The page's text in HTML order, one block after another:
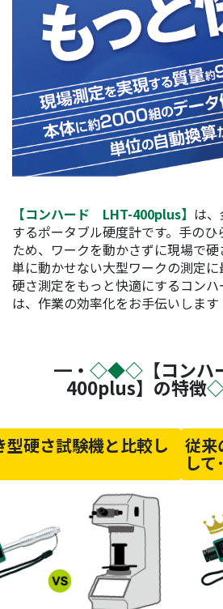
【コンハード LHT-400plus】 は
するポータブル硬度計です。手の
ため、ワークを動かさずに現場で
単に動かせない大型ワークの測定に
硬さ測定をもっと快適にするコン
は、作業の効率化をお手伝いします
━・ ◇◆◇ 【コン
400plus】の特徴
型硬さ試験機と比較し 従来
して